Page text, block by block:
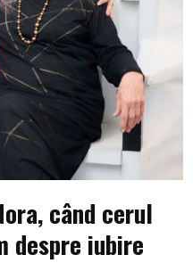
când cerul
despre iubire